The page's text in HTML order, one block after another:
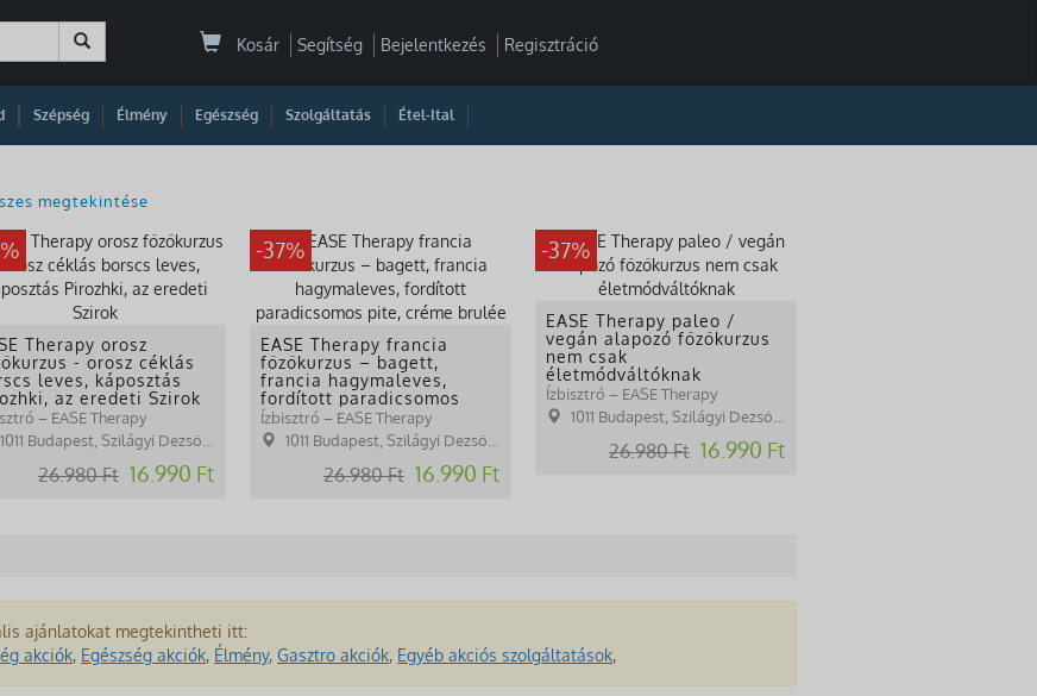
Kosár Segítség Bejelentkezés Regisztráció
Szépség Élmény Egészség Szolgáltatás Étel-Ital
megtekintése
Therapy orosz
- orosz céklás
leves, káposztás
az eredeti Szirok
– EASE Therapy
1011 Budapest, Szilágyi Dezső tér 1.
26.980 Ft 16.990 Ft
-37%
EASE Therapy francia
főzőkurzus – bagett,
francia hagymaleves,
fordított paradicsomos
pite, créme brulée
Ízbisztró – EASE Therapy
1011 Budapest, Szilágyi Dezső tér 1.
26.980 Ft 16.990 Ft
-37%
EASE Therapy paleo /
vegán alapozó főzőkurzus
nem csak
életmódváltóknak
Ízbisztró – EASE Therapy
1011 Budapest, Szilágyi Dezső tér 1.
26.980 Ft 16.990 Ft
ajánlatokat megtekintheti itt:
akciók, Egészség akciók, Élmény, Gasztro akciók, Egyéb akciós szolgáltatások,